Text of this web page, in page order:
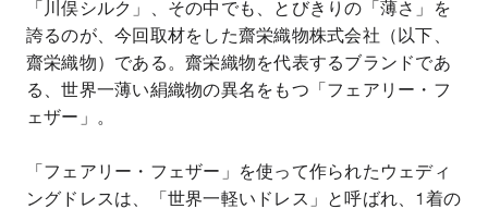
「川俣シルク」、その中でも、とびきりの「薄さ」を
誇るのが、今回取材をした齋栄織物株式会社（以下、
齋栄織物）である。齋栄織物を代表するブランドであ
る、世界一薄い絹織物の異名をもつ「フェアリー・フ
ェザー」。
「フェアリー・フェザー」を使って作られたウェディ
ングドレスは、「世界一軽いドレス」と呼ばれ、 1 着の